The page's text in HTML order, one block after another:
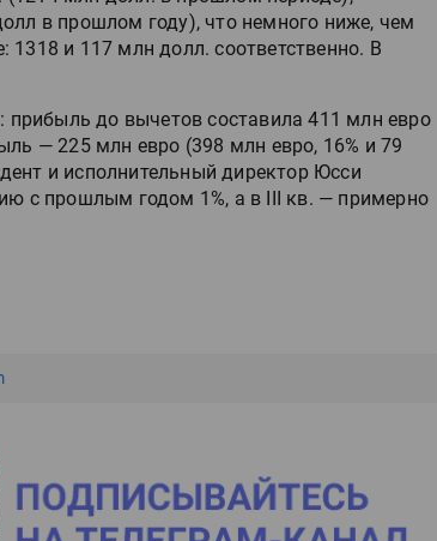
в прошлом году), что немного ниже, чем
и 117 млн долл. соответственно. В
прибыль до вычетов составила 411 млн евро
— 225 млн евро (398 млн евро, 16% и 79
и исполнительный директор Юсси
с прошлым годом 1%, а в III кв. — примерно